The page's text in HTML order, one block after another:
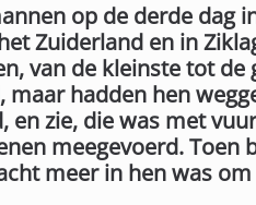
op de derde dag
Zuiderland en in
van de kleinste tot de
hadden hen
en zie, die was met
meegevoerd. Toen
meer in hen was